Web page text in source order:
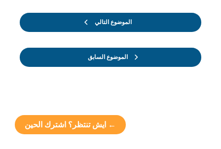
الموضوع السابق
الموضوع التالي
← ايش تنتظر؟ اشترك الحين